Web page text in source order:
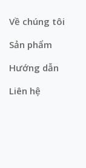
Về chúng tôi
Sản phẩm
Hướng dẫn
Liên hệ